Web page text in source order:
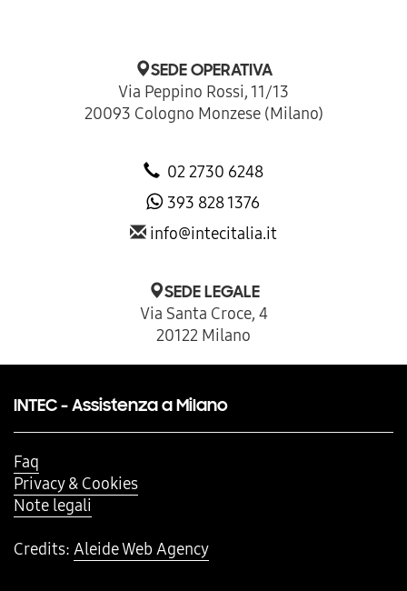
SEDE OPERATIVA
Via Peppino Rossi, 11/13
20093 Cologno Monzese (Milano)
02 2730 6248
393 828 1376
info@intecitalia.it
SEDE LEGALE
Via Santa Croce, 4
20122 Milano
INTEC - Assistenza a Milano
Faq
Privacy & Cookies
Note legali
Credits: Aleide Web Agency